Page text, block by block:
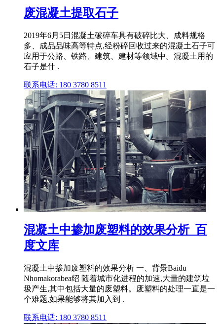
废混凝土提取石子
2019年6月5日混凝土破碎车具有破碎比大、成料规格
多、成品品味高等特点,经粉碎回收过来的混凝土石子可
应用于公路、铁路、建筑、建材等领域中。混凝土用的
石子是什 .
联系电话: 180 3780 8511
混凝土中掺加废塑料的效果分析_百
度文库
混凝土中掺加废塑料的效果分析 一、背景Baidu
Nhomakorabea绍 随着城市化进程的加速,大量的建筑垃
圾产生,其中包括大量的废塑料。废塑料的处理一直是一
个难题,如果能够将其加入到 .
联系电话: 180 3780 8511